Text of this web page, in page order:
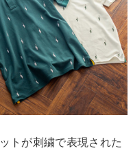
トが刺繍で表現された